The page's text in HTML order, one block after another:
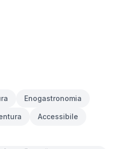
Enogastronomia
Accessibile